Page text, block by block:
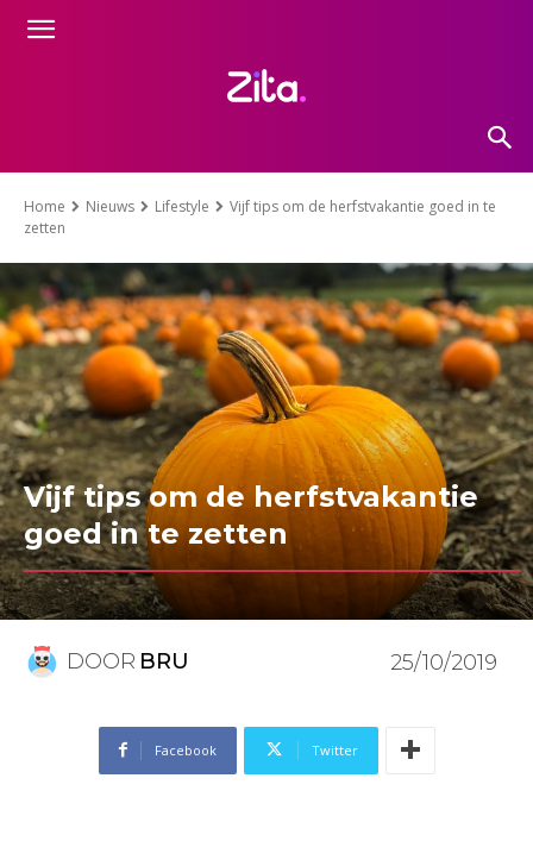
Home Nieuws Lifestyle
Vijf tips om de herfstvakantie goed in te
zetten
Vijf tips om de herfstvakantie
goed in te zetten
DOOR BRU 25/10/2019
Facebook Twitter